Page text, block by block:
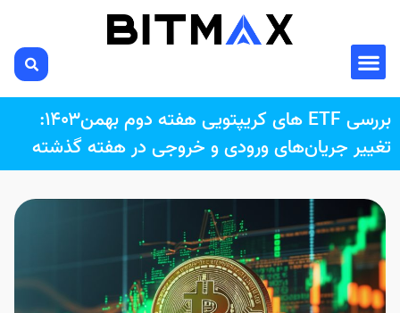
بررسی ETF های کریپتویی هفته دوم بهمن۱۴۰۳:
تغییر جریان‌های ورودی و خروجی در هفته گذشته